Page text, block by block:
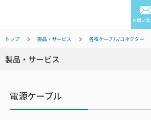
お問い
トップ 製品・サービス 各種ケーブル/コネクター
製品・サービス
電源ケーブル